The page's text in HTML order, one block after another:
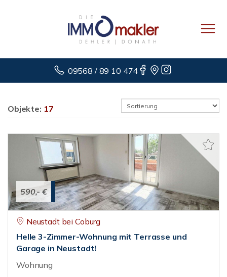
09568 / 89 10 474
Objekte: 17
590,- €
Neustadt bei Coburg
Helle 3-Zimmer-Wohnung mit Terrasse und
Garage in Neustadt!
Wohnung